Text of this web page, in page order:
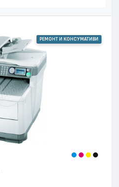
РЕМОНТ И КОНСУМАТИВИ